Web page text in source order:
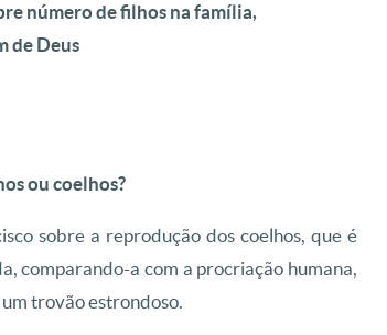
número de filhos na família,
de Deus
ou coelhos?
sobre a reprodução dos coelhos, que é
comparando-a com a procriação humana,
trovão estrondoso.